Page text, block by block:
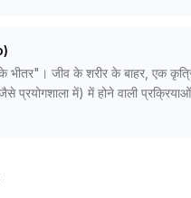
भीतर"। जीव के शरीर के बाहर, एक
प्रयोगशाला में) में होने वाली